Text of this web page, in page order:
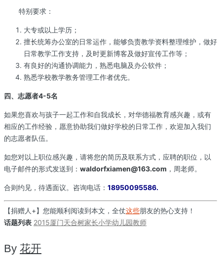
特别要求：
大专或以上学历；
擅长统筹办公室的日常运作，能够负责教学资料整理维护，做好
日常教学工作支持，及时更新博客及做好宣传工作等；
有良好的沟通协调能力，熟悉电脑及办公软件；
熟悉学校教学教务管理工作者优先。
四、志愿者4-5名
如果您喜欢与孩子一起工作和自我成长，对华德福教育感兴趣，或有
相应的工作经验，愿意协助我们做好学校的日常工作，欢迎加入我们
的志愿者队伍。
如您对以上职位感兴趣，请将您的简历及联系方式，应聘的职位，以
电子邮件的形式发送到： waldorfxiamen@163.com ，周老师。
合则约见，待遇面议。咨询电话： 18950095586.
【捐赠人+】您能顺利阅读到本文，全仗这些朋友的热心支持！
话题列表 2015厦门天合树家长小学幼儿园教师
By 花开